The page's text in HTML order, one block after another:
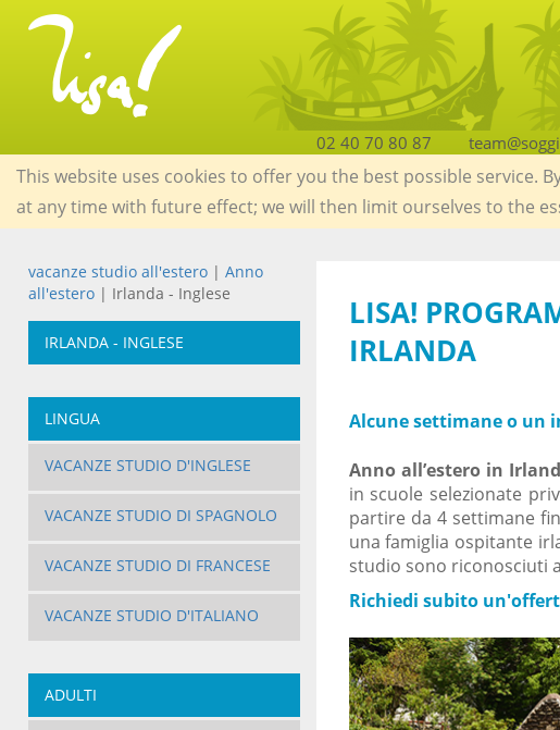
02 40 70 80 87
This website uses cookies to offer you the best possible service.
at any time with future effect; we will then limit ourselves to the
vacanze studio all'estero| Anno
all'estero| Irlanda - Inglese
IRLANDA - INGLESE
LINGUA
VACANZE STUDIO D'INGLESE
VACANZE STUDIO DI SPAGNOLO
VACANZE STUDIO DI FRANCESE
VACANZE STUDIO D'ITALIANO
ADULTI
LISA!
IRLANDA
Alcune settimane o un
Anno all’estero in
in scuole selezionate
partire da 4 settimane
una famiglia ospitante
studio sono riconosciuti
Richiedi subito